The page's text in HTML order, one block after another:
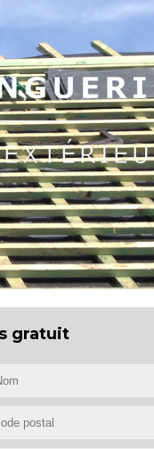
gratuit